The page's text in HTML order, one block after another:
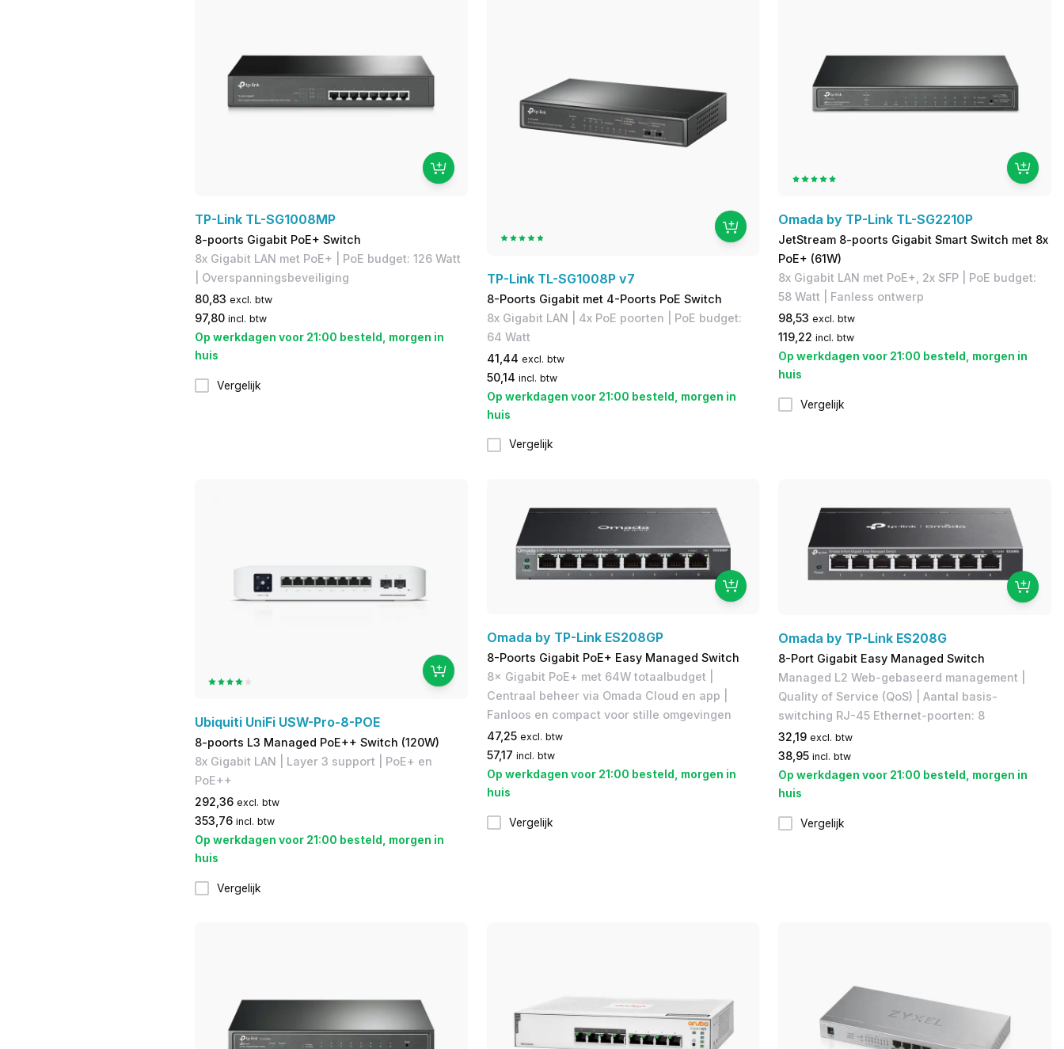
TP-Link TL-SG1008MP
8-poorts Gigabit PoE+ Switch
8x Gigabit LAN met PoE+ | PoE budget: 126 Watt
| Overspanningsbeveiliging
80,83 excl. btw
97,80 incl. btw
Op werkdagen voor 21:00 besteld, morgen in
huis
Vergelijk
TP-Link TL-SG1008P v7
8-Poorts Gigabit met 4-Poorts PoE Switch
​8x Gigabit LAN | ​4x PoE poorten | ​PoE budget:
64 Watt
41,44 excl. btw
50,14 incl. btw
Op werkdagen voor 21:00 besteld, morgen in
huis
Vergelijk
Omada by TP-Link TL-SG2210P
JetStream 8-poorts Gigabit Smart Switch met 8x
PoE+ (61W)
​8x Gigabit LAN met PoE+, 2x SFP | ​PoE budget:
58 Watt | Fanless ontwerp
98,53 excl. btw
119,22 incl. btw
Op werkdagen voor 21:00 besteld, morgen in
huis
Vergelijk
Ubiquiti UniFi USW-Pro-8-POE
8-poorts L3 Managed PoE++ Switch (120W)
​8x Gigabit LAN | ​Layer 3 support | PoE+ en
PoE++
292,36 excl. btw
353,76 incl. btw
Op werkdagen voor 21:00 besteld, morgen in
huis
Vergelijk
Omada by TP-Link ES208GP
8-Poorts Gigabit PoE+ Easy Managed Switch
8× Gigabit PoE+ met 64W totaalbudget |
Centraal beheer via Omada Cloud en app |
Fanloos en compact voor stille omgevingen
47,25 excl. btw
57,17 incl. btw
Op werkdagen voor 21:00 besteld, morgen in
huis
Vergelijk
Omada by TP-Link ES208G
8-Port Gigabit Easy Managed Switch
Managed L2 Web-gebaseerd management |
Quality of Service (QoS) | Aantal basis-
switching RJ-45 Ethernet-poorten: 8
32,19 excl. btw
38,95 incl. btw
Op werkdagen voor 21:00 besteld, morgen in
huis
Vergelijk